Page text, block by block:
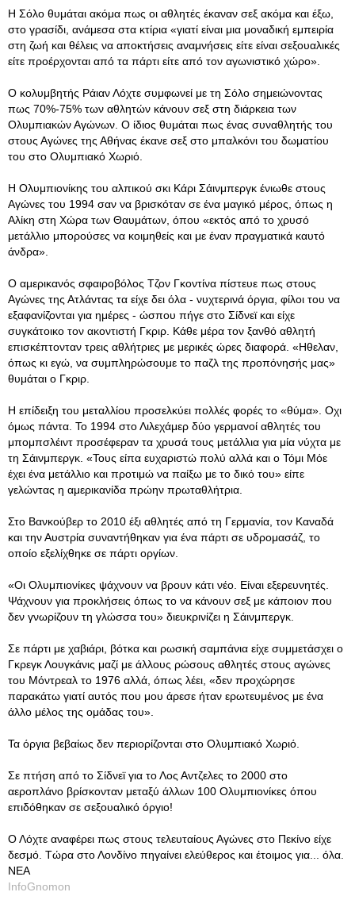
Η Σόλο θυμάται ακόμα πως οι αθλητές έκαναν σεξ ακόμα και έξω,
στο γρασίδι, ανάμεσα στα κτίρια «γιατί είναι μια μοναδική εμπειρία
στη ζωή και θέλεις να αποκτήσεις αναμνήσεις είτε είναι σεξουαλικές
είτε προέρχονται από τα πάρτι είτε από τον αγωνιστικό χώρο».
Ο κολυμβητής Ράιαν Λόχτε συμφωνεί με τη Σόλο σημειώνοντας
πως 70%-75% των αθλητών κάνουν σεξ στη διάρκεια των
Ολυμπιακών Αγώνων. Ο ίδιος θυμάται πως ένας συναθλητής του
στους Αγώνες της Αθήνας έκανε σεξ στο μπαλκόνι του δωματίου
του στο Ολυμπιακό Χωριό.
Η Ολυμπιονίκης του αλπικού σκι Κάρι Σάινμπεργκ ένιωθε στους
Αγώνες του 1994 σαν να βρισκόταν σε ένα μαγικό μέρος, όπως η
Αλίκη στη Χώρα των Θαυμάτων, όπου «εκτός από το χρυσό
μετάλλιο μπορούσες να κοιμηθείς και με έναν πραγματικά καυτό
άνδρα».
Ο αμερικανός σφαιροβόλος Τζον Γκοντίνα πίστευε πως στους
Αγώνες της Ατλάντας τα είχε δει όλα - νυχτερινά όργια, φίλοι του να
εξαφανίζονται για ημέρες - ώσπου πήγε στο Σίδνεϊ και είχε
συγκάτοικο τον ακοντιστή Γκριρ. Κάθε μέρα τον ξανθό αθλητή
επισκέπτονταν τρεις αθλήτριες με μερικές ώρες διαφορά. «Ηθελαν,
όπως κι εγώ, να συμπληρώσουμε το παζλ της προπόνησής μας»
θυμάται ο Γκριρ.
Η επίδειξη του μεταλλίου προσελκύει πολλές φορές το «θύμα». Οχι
όμως πάντα. Το 1994 στο Λιλεχάμερ δύο γερμανοί αθλητές του
μπομπσλέιντ προσέφεραν τα χρυσά τους μετάλλια για μία νύχτα με
τη Σάινμπεργκ. «Τους είπα ευχαριστώ πολύ αλλά και ο Τόμι Μόε
έχει ένα μετάλλιο και προτιμώ να παίξω με το δικό του» είπε
γελώντας η αμερικανίδα πρώην πρωταθλήτρια.
Στο Βανκούβερ το 2010 έξι αθλητές από τη Γερμανία, τον Καναδά
και την Αυστρία συναντήθηκαν για ένα πάρτι σε υδρομασάζ, το
οποίο εξελίχθηκε σε πάρτι οργίων.
«Οι Ολυμπιονίκες ψάχνουν να βρουν κάτι νέο. Είναι εξερευνητές.
Ψάχνουν για προκλήσεις όπως το να κάνουν σεξ με κάποιον που
δεν γνωρίζουν τη γλώσσα του» διευκρινίζει η Σάινμπεργκ.
Σε πάρτι με χαβιάρι, βότκα και ρωσική σαμπάνια είχε συμμετάσχει ο
Γκρεγκ Λουγκάνις μαζί με άλλους ρώσους αθλητές στους αγώνες
του Μόντρεαλ το 1976 αλλά, όπως λέει, «δεν προχώρησε
παρακάτω γιατί αυτός που μου άρεσε ήταν ερωτευμένος με ένα
άλλο μέλος της ομάδας του».
Τα όργια βεβαίως δεν περιορίζονται στο Ολυμπιακό Χωριό.
Σε πτήση από το Σίδνεϊ για το Λος Αντζελες το 2000 στο
αεροπλάνο βρίσκονταν μεταξύ άλλων 100 Ολυμπιονίκες όπου
επιδόθηκαν σε σεξουαλικό όργιο!
Ο Λόχτε αναφέρει πως στους τελευταίους Αγώνες στο Πεκίνο είχε
δεσμό. Τώρα στο Λονδίνο πηγαίνει ελεύθερος και έτοιμος για... όλα.
ΝΕΑ
InfoGnomon